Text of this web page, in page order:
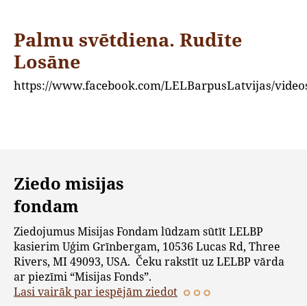
Palmu svētdiena. Rudīte
Losāne
https://www.facebook.com/LELBarpusLatvijas/
Ziedo misijas
fondam
Ziedojumus Misijas Fondam lūdzam sūtīt LELBP
kasierim Uģim Grīnbergam, 10536 Lucas Rd, Three
Rivers, MI 49093, USA. Čeku rakstīt uz LELBP vārda
ar piezīmi “Misijas Fonds”.
Lasi vairāk par iespējām ziedot